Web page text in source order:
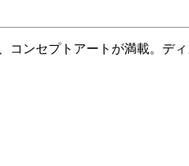
ンセプトアートが満載。デ